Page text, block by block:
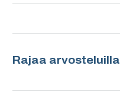
Rajaa arvosteluilla